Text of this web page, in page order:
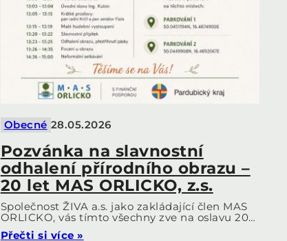
Obecné 28.05.2026
Pozvánka na slavnostní
odhalení přírodního obrazu –
20 let MAS ORLICKO, z.s.
Společnost ŽIVA a.s. jako zakládající člen MAS
ORLICKO, vás tímto všechny zve na oslavu 20…
Přečti si více »